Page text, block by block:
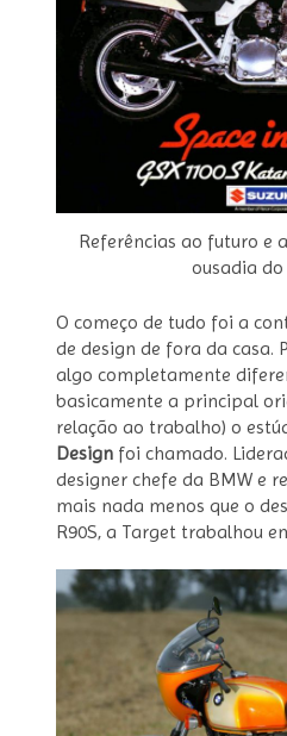
Referências ao futuro e
ousadia do
O começo de tudo foi a
de design de fora da casa.
algo completamente
basicamente a principal
relação ao trabalho) o
Design foi chamado.
designer chefe da BMW e
mais nada menos que o
R90S, a Target trabalhou